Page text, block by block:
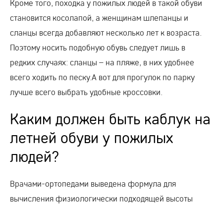
Кроме того, походка у пожилых людей в такой обуви
становится косолапой, а женщинам шлепанцы и
сланцы всегда добавляют несколько лет к возраста.
Поэтому носить подобную обувь следует лишь в
редких случаях: сланцы – на пляже, в них удобнее
всего ходить по песку.А вот для прогулок по парку
лучше всего выбрать удобные кроссовки.
Каким должен быть каблук на
летней обуви у пожилых
людей?
Врачами-ортопедами выведена формула для
вычисления физиологически подходящей высоты